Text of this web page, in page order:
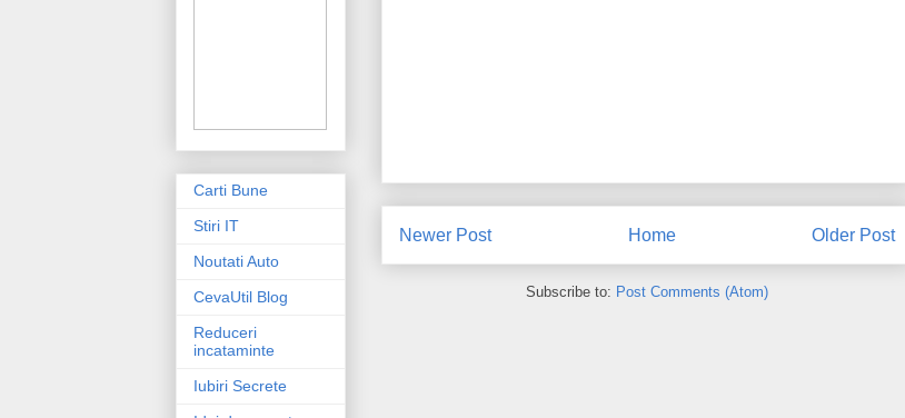
Newer Post Older Post
Home
Subscribe to: Post Comments (Atom)
Carti Bune
Stiri IT
Noutati Auto
CevaUtil Blog
Reduceri
incataminte
Iubiri Secrete